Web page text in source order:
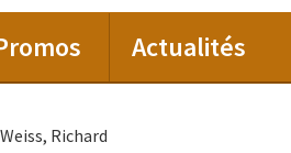
Actualités
Richard